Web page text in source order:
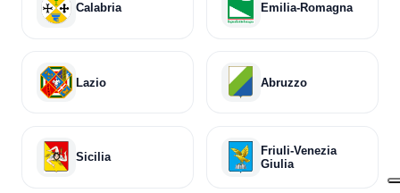
Calabria Emilia-Romagna
Lazio Abruzzo
Sicilia
Friuli-Venezia
Giulia